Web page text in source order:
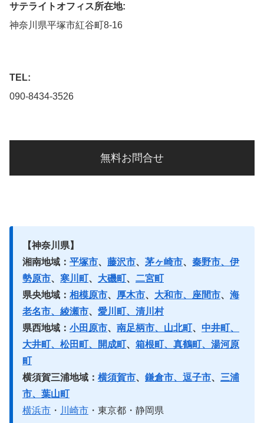
サテライトオフィス所在地:
神奈川県平塚市紅谷町8-16
TEL:
090-8434-3526
無料お問合せ
【神奈川県】
湘南地域： 平塚市、 藤沢市、 茅ヶ崎市、 秦野市、伊
勢原市、 寒川町 、 大磯町 、 二宮町
県央地域： 相模原市、 厚木市、 大和市、座間市、 海
老名市、綾瀬市、 愛川町、清川村
県西地域： 小田原市、 南足柄市、山北町 、 中井町、
大井町、松田町、開成町 、 箱根町、真鶴町、湯河原
町
横須賀三浦地域： 横須賀市、 鎌倉市、逗子市、 三浦
市、葉山町
横浜市 ・ 川崎市 ・東京都・静岡県